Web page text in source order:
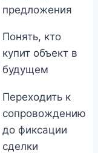
предложения
Понять, кто
купит объект в
будущем
Переходить к
сопровождению
до фиксации
сделки